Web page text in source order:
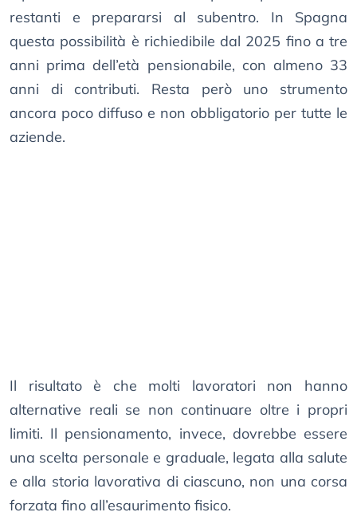
restanti e prepararsi al subentro. In Spagna
questa possibilità è richiedibile dal 2025 fino a tre
anni prima dell’età pensionabile, con almeno 33
anni di contributi. Resta però uno strumento
ancora poco diffuso e non obbligatorio per tutte le
aziende.
Il risultato è che molti lavoratori non hanno
alternative reali se non continuare oltre i propri
limiti. Il pensionamento, invece, dovrebbe essere
una scelta personale e graduale, legata alla salute
e alla storia lavorativa di ciascuno, non una corsa
forzata fino all’esaurimento fisico.